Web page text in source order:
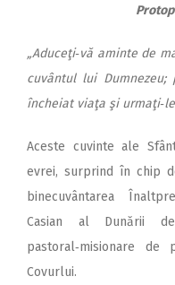
„Aduceţi‑vă aminte de
cuvântul lui
încheiat viaţa şi
Aceste cuvinte ale
evrei, surprind în chip
binecuvântarea
Casian al Dunării
pastoral‑misionare de
Covurlui.